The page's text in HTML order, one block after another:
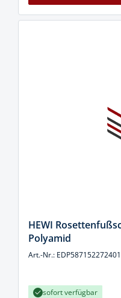
HEWI
Polyamid
Art.-Nr.:
sofort verfügbar